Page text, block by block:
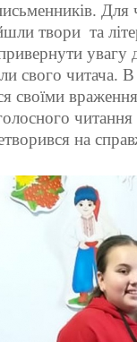
Для
твори та
увагу
свого читача. В
своїми
на